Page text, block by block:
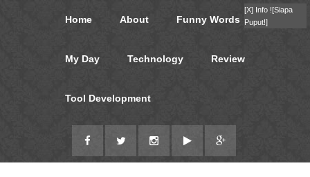
Home About Funny Words
My Day Technology Review
Tool Development
[X] Info ![Siapa
Puput!]